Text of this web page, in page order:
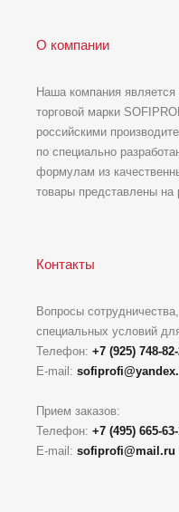
О компании
Наша компания является
торговой марки
российскими
по специально
формулам из
товары представлены на
Контакты
Вопросы
специальных условий
Телефон: +7 (925) 748-
E-mail:
Прием заказов:
Телефон: +7 (495) 665-
E-mail: sofiprofi@mail.ru